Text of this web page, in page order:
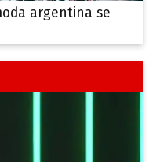
argentina se